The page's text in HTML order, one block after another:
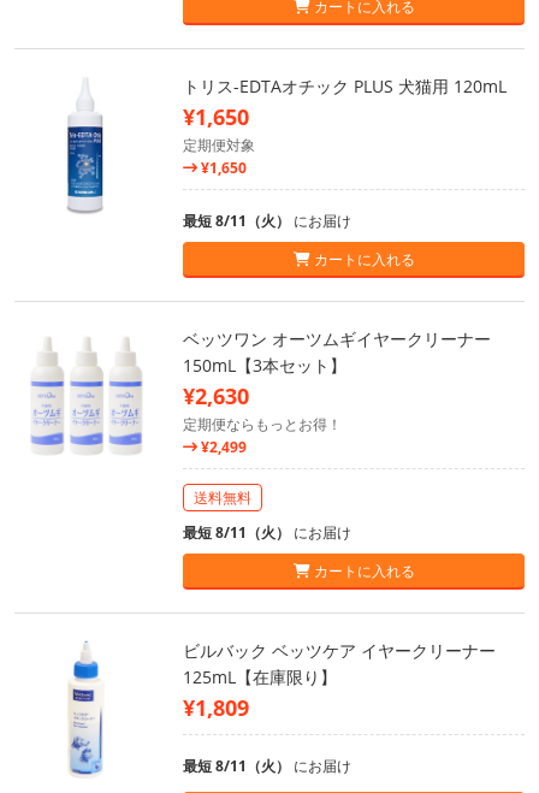
カートに入れる
トリス-EDTAオチック PLUS 犬猫用 120mL
¥1,650
定期便対象
¥1,650
最短 8/11（火） にお届け
カートに入れる
ベッツワン オーツムギイヤークリーナー
150mL【3本セット】
¥2,630
定期便ならもっとお得！
¥2,499
送料無料
最短 8/11（火） にお届け
カートに入れる
ビルバック ベッツケア イヤークリーナー
125mL【在庫限り】
¥1,809
最短 8/11（火） にお届け